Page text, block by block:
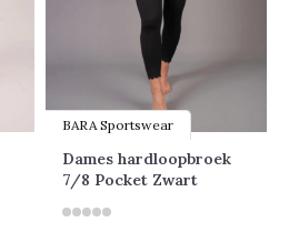
BARA Sportswear
Dames hardloopbroek
7/8 Pocket Zwart